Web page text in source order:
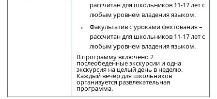
рассчитан для школьников 11-17 лет с
любым уровнем владения языком.
Факультатив с уроками фехтования –
рассчитан для школьников 11-17 лет с
любым уровнем владения языком.
В программу включено 2
послеобеденные экскурсии и одна
экскурсия на целый день в неделю.
Каждый вечер для школьников
организуется развлекательная
программа.